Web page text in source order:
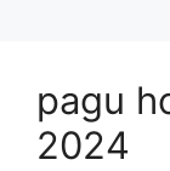
pagu
2024